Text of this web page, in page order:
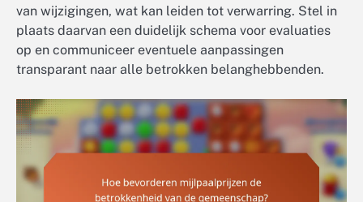
van wijzigingen, wat kan leiden tot verwarring. Stel in
plaats daarvan een duidelijk schema voor evaluaties
op en communiceer eventuele aanpassingen
transparant naar alle betrokken belanghebbenden.